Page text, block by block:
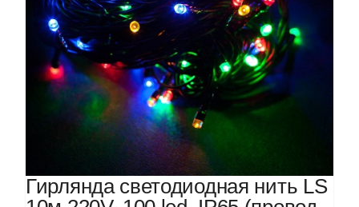
Гирлянда светодиодная нить LS